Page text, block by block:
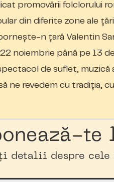
promovării folclorului
din diferite zone ale
n țară Valentin
noiembrie până pe 13
de suflet, muzică
să ne revedem cu tradiția,
te
detalii despre cele